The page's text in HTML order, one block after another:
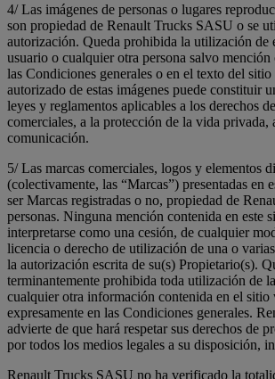
4/ Las imágenes de personas o lugares
son propiedad de Renault Trucks SASU o se
autorización. Queda prohibida la utilización de
usuario o cualquier otra persona salvo mención
las Condiciones generales o en el texto del
autorizado de estas imágenes puede constituir
leyes y reglamentos aplicables a los derechos
comerciales, a la protección de la vida privada,
comunicación.
5/ Las marcas comerciales, logos y elementos
(colectivamente, las “Marcas”) presentadas en
ser Marcas registradas o no, propiedad de
personas. Ninguna mención contenida en este
interpretarse como una cesión, de cualquier
licencia o derecho de utilización de una o
la autorización escrita de su(s) Propietario(s).
terminantemente prohibida toda utilización de
cualquier otra información contenida en el sitio
expresamente en las Condiciones generales.
advierte de que hará respetar sus derechos de
por todos los medios legales a su disposición,
Renault Trucks SASU no ha verificado la